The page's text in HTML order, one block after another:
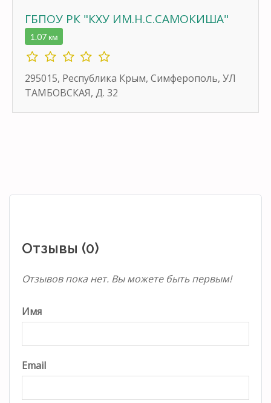
ГБПОУ РК "КХУ ИМ.Н.С.САМОКИША"
1.07 км
295015, Республика Крым, Симферополь, УЛ
ТАМБОВСКАЯ, Д. 32
Отзывы (0)
Отзывов пока нет. Вы можете быть первым!
Имя
Email